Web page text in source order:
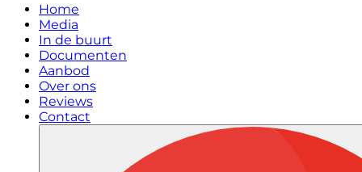
Home
Media
In de buurt
Documenten
Aanbod
Over ons
Reviews
Contact